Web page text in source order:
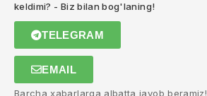
keldimi? - Biz bilan bog'laning!
TELEGRAM
EMAIL
Barcha xabarlarga albatta javob beramiz!